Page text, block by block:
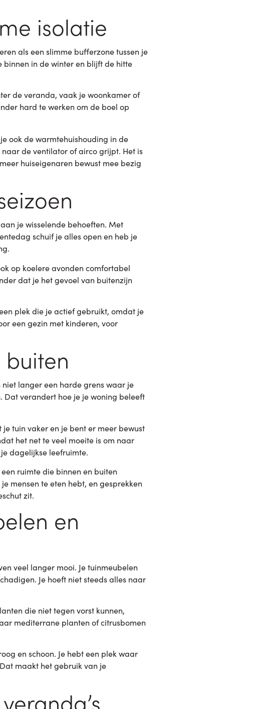
isolatie
als een slimme bufferzone tussen je
in de winter en blijft de hitte
de veranda, vaak je woonkamer of
hard te werken om de boel op
ook de warmtehuishouding in de
de ventilator of airco grijpt. Het is
huiseigenaren bewust mee bezig
je wisselende behoeften. Met
schuif je alles open en heb je
op koelere avonden comfortabel
dat je het gevoel van buitenzijn
plek die je actief gebruikt, omdat je
een gezin met kinderen, voor
buiten
langer een harde grens waar je
verandert hoe je je woning beleeft
tuin vaker en je bent er meer bewust
het net te veel moeite is om naar
dagelijkse leefruimte.
ruimte die binnen en buiten
mensen te eten hebt, en gesprekken
zit.
en
veel langer mooi. Je tuinmeubelen
Je hoeft niet steeds alles naar
die niet tegen vorst kunnen,
mediterrane planten of citrusbomen
en schoon. Je hebt een plek waar
maakt het gebruik van je